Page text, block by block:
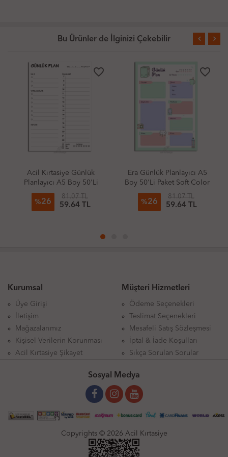
Bu Ürünler de İlginizi Çekebilir
favorite_border
Era Günlük Planlayıcı A5
Boy 50'Li Paket Soft Color
2
%26
81.07 TL
59.64 TL
favorite_border
Era Günlük Planlayıcı A5
Boy 50'Li Paket Soft Color
%26
81.07 TL
59.64 TL
Kurumsal
Üye Girişi
İletişim
Mağazalarımız
Kişisel Verilerin Korunması
Acil Kırtasiye Şikayet
Müşteri Hizmetleri
Ödeme Seçenekleri
Teslimat Seçenekleri
Mesafeli Satış Sözleşmesi
İptal & İade Koşulları
Sıkça Sorulan Sorular
Sosyal Medya
Copyrights © 2026 Acil Kırtasiye